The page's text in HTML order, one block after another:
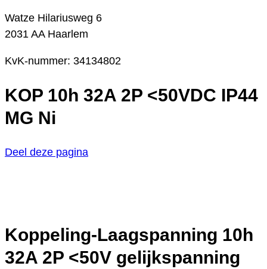
Watze Hilariusweg 6
2031 AA Haarlem
KvK-nummer: 34134802
KOP 10h 32A 2P <50VDC IP44
MG Ni
Deel deze pagina
Koppeling-Laagspanning 10h
32A 2P <50V gelijkspanning